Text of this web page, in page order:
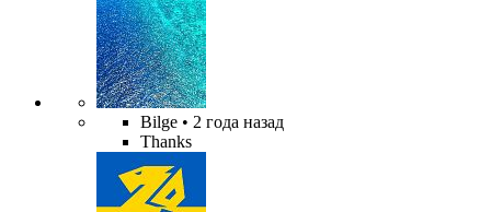
Bilge • 2 года назад
Thanks